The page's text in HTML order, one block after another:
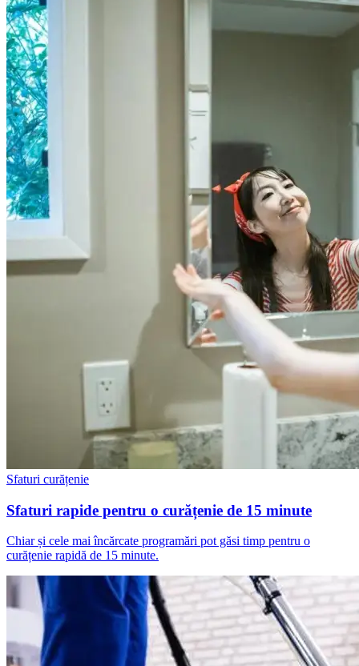
Sfaturi curățenie
Sfaturi rapide pentru o curățenie de 15 minute
Chiar și cele mai încărcate programări pot găsi timp pentru o
curățenie rapidă de 15 minute.